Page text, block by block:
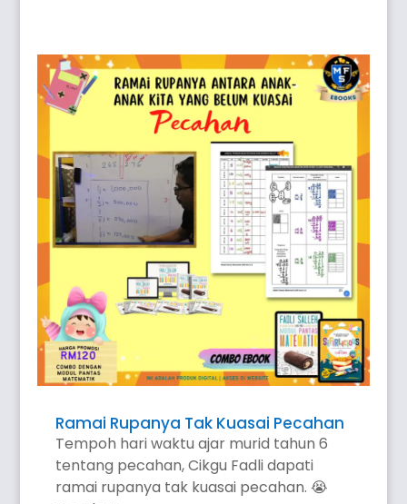
Ramai Rupanya Tak Kuasai Pecahan
Tempoh hari waktu ajar murid tahun 6
tentang pecahan, Cikgu Fadli dapati
ramai rupanya tak kuasai pecahan. 😭